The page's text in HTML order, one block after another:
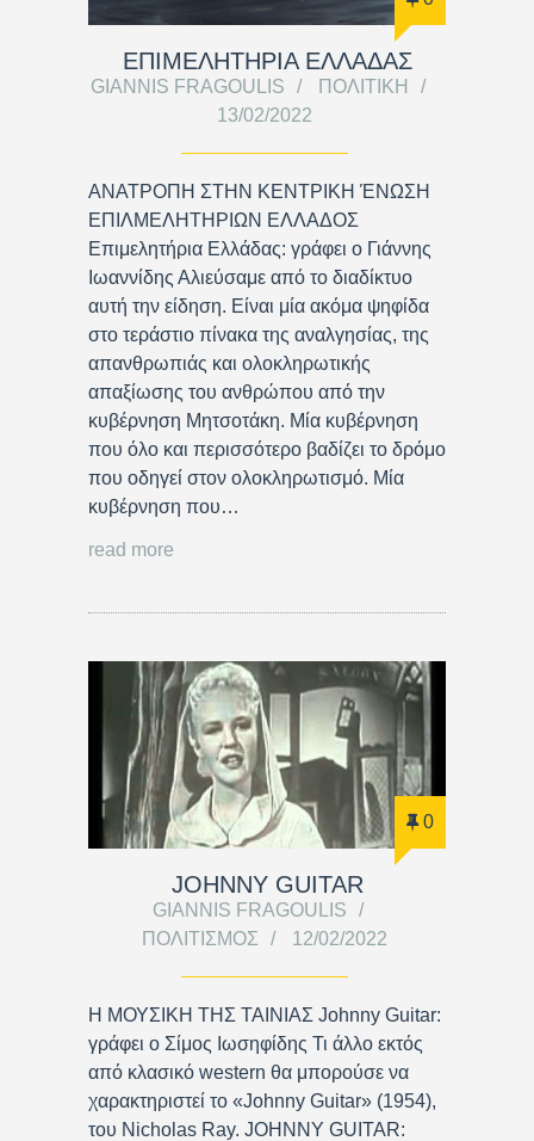
ΕΠΙΜΕΛΗΤΗΡΙΑ ΕΛΛΑΔΑΣ
GIANNIS FRAGOULIS
ΠΟΛΙΤΙΚΉ
13/02/2022
ΑΝΑΤΡΟΠΗ ΣΤΗΝ ΚΕΝΤΡΙΚΗ ΈΝΩΣΗ
ΕΠΙΛΜΕΛΗΤΗΡΙΩΝ ΕΛΛΑΔΟΣ
Επιμελητήρια Ελλάδας: γράφει ο Γιάννης
Ιωαννίδης Αλιεύσαμε από το διαδίκτυο
αυτή την είδηση. Είναι μία ακόμα ψηφίδα
στο τεράστιο πίνακα της αναλγησίας, της
απανθρωπιάς και ολοκληρωτικής
απαξίωσης του ανθρώπου από την
κυβέρνηση Μητσοτάκη. Μία κυβέρνηση
που όλο και περισσότερο βαδίζει το δρόμο
που οδηγεί στον ολοκληρωτισμό. Μία
κυβέρνηση που…
read more
0
JOHNNY GUITAR
GIANNIS FRAGOULIS
ΠΟΛΙΤΙΣΜΌΣ
12/02/2022
Η ΜΟΥΣΙΚΗ ΤΗΣ ΤΑΙΝΙΑΣ Johnny Guitar:
γράφει ο Σίμος Ιωσηφίδης Τι άλλο εκτός
από κλασικό western θα μπορούσε να
χαρακτηριστεί το «Johnny Guitar» (1954),
του Nicholas Ray. JOHNNY GUITAR: